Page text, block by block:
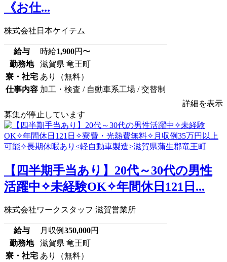
《お仕...
株式会社日本ケイテム
給与 時給1,900円〜
勤務地
滋賀県 竜王町
寮・社宅 あり（無料）
仕事内容 加工・検査 / 自動車系工場 / 交替制
詳細を表示
募集が停止しています
【四半期手当あり】20代～30代の男性
活躍中✧未経験OK✧年間休日121日...
株式会社ワークスタッフ 滋賀営業所
給与 月収例 350,000円
勤務地
滋賀県 竜王町
寮・社宅 あり（無料）